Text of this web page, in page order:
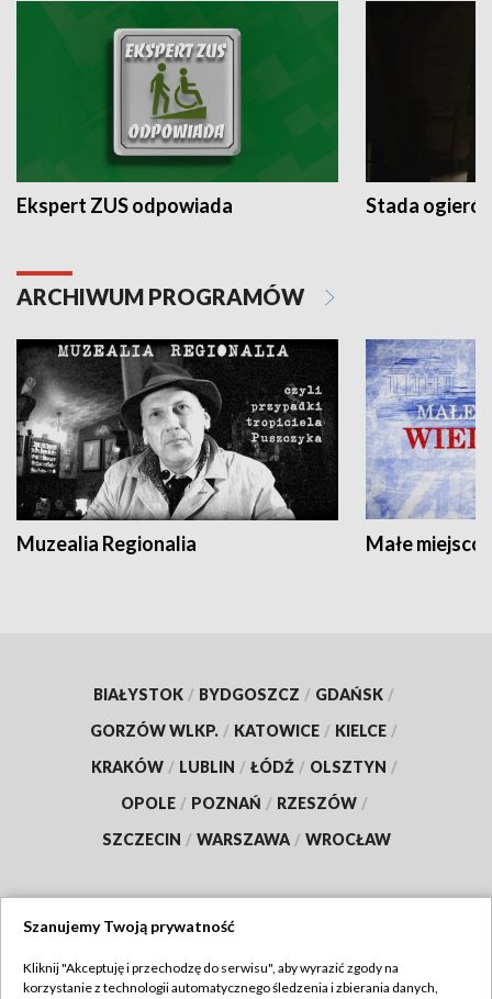
Ekspert ZUS odpowiada Stada
ARCHIWUM PROGRAMÓW
Muzealia Regionalia Małe
BIAŁYSTOK / BYDGOSZCZ / GDAŃSK /
GORZÓW WLKP. / KATOWICE / KIELCE /
KRAKÓW / LUBLIN / ŁÓDŹ / OLSZTYN /
OPOLE / POZNAŃ / RZESZÓW /
SZCZECIN / WARSZAWA / WROCŁAW
TVP
Szanujemy Twoją prywatność
Kliknij "Akceptuję i przechodzę do serwisu", aby wyrazić zgody na
korzystanie z technologii automatycznego śledzenia i zbierania danych,